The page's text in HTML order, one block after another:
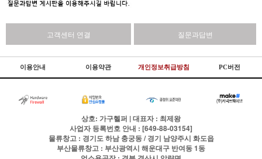
고객센터 연결 질문과답변
이용안내 이용약관 개인정보취급방침 PC버전
상호: 가구헬퍼 | 대표자 : 최제왕
사업자 등록번호 안내 : [649-88-03154]
물류창고 : 경기도 하남 충궁동 / 경기 남양주시 화도읍
부산물류창고 : 부산광역시 해운대구 반여동 1동